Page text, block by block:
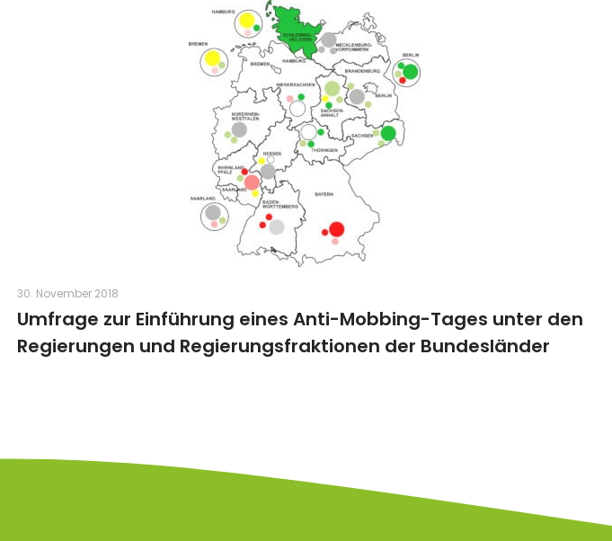
30. November 2018
Umfrage zur Einführung eines Anti-Mobbing-Tages unter den
Regierungen und Regierungsfraktionen der Bundesländer